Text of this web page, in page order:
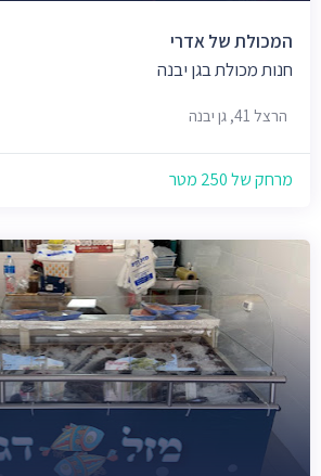
המכולת של אדרי
חנות מכולת בגן יבנה
הרצל 41, גן יבנה
מרחק של 250 מטר